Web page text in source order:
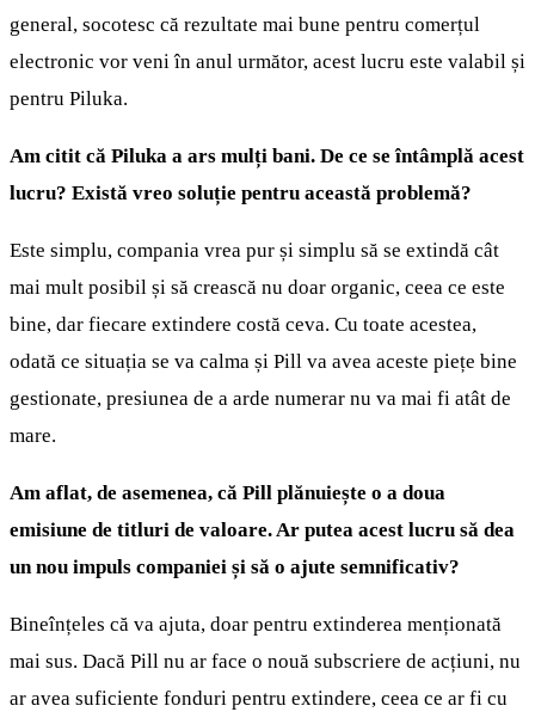
general, socotesc că rezultate mai bune pentru comerțul
electronic vor veni în anul următor, acest lucru este valabil și
pentru Piluka.
Am citit că Piluka a ars mulți bani. De ce se întâmplă acest
lucru? Există vreo soluție pentru această problemă?
Este simplu, compania vrea pur și simplu să se extindă cât
mai mult posibil și să crească nu doar organic, ceea ce este
bine, dar fiecare extindere costă ceva. Cu toate acestea,
odată ce situația se va calma și Pill va avea aceste piețe bine
gestionate, presiunea de a arde numerar nu va mai fi atât de
mare.
Am aflat, de asemenea, că Pill plănuiește o a doua
emisiune de titluri de valoare. Ar putea acest lucru să dea
un nou impuls companiei și să o ajute semnificativ?
Bineînțeles că va ajuta, doar pentru extinderea menționată
mai sus. Dacă Pill nu ar face o nouă subscriere de acțiuni, nu
ar avea suficiente fonduri pentru extindere, ceea ce ar fi cu